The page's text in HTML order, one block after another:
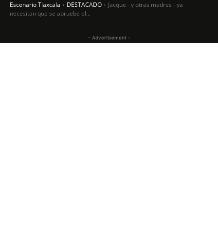
Escenario Tlaxcala DESTACADO
Jacque - y otras madres - ya
necesitan que se apruebe el...
- Advertisement -